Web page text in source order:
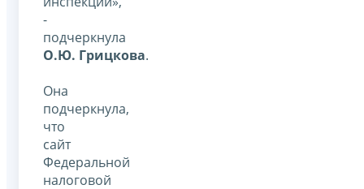
-
подчеркнула
О.Ю. Грицкова.
Она
подчеркнула,
что
сайт
Федеральной
налоговой